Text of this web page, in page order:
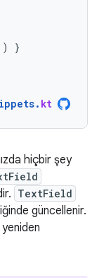
)
}
. kt
hiçbir şey
TextField
güncellenir.